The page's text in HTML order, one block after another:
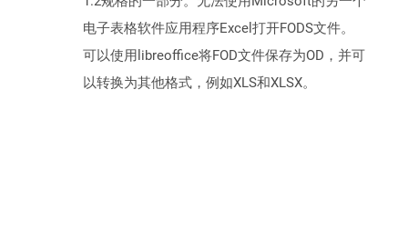
电子表格软件应用程序Excel打开FODS文件。
可以使用libreoffice将FOD文件保存为OD，并可
以转换为其他格式，例如XLS和XLSX。